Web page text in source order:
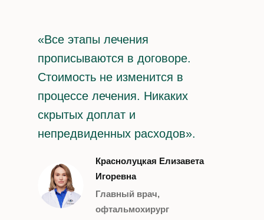
«Все этапы лечения
прописываются в договоре.
Стоимость не изменится в
процессе лечения. Никаких
скрытых доплат и
непредвиденных расходов».
Краснолуцкая Елизавета
Игоревна
Главный врач,
офтальмохирург